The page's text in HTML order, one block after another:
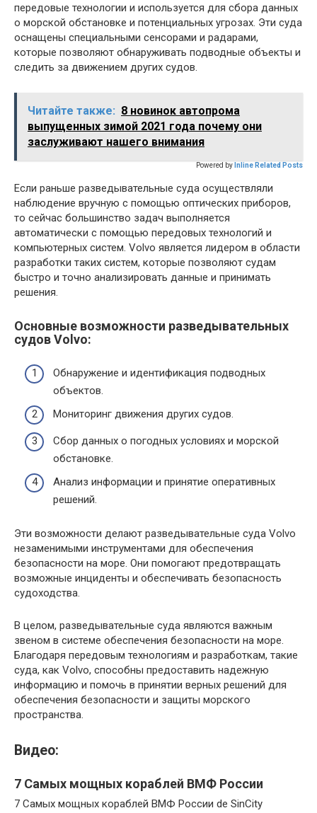
передовые технологии и используется для сбора данных
о морской обстановке и потенциальных угрозах. Эти суда
оснащены специальными сенсорами и радарами,
которые позволяют обнаруживать подводные объекты и
следить за движением других судов.
Читайте также: 8 новинок автопрома
выпущенных зимой 2021 года почему они
заслуживают нашего внимания
Powered by Inline Related Posts
Если раньше разведывательные суда осуществляли
наблюдение вручную с помощью оптических приборов,
то сейчас большинство задач выполняется
автоматически с помощью передовых технологий и
компьютерных систем. Volvo является лидером в области
разработки таких систем, которые позволяют судам
быстро и точно анализировать данные и принимать
решения.
Основные возможности разведывательных
судов Volvo:
Обнаружение и идентификация подводных
объектов.
Мониторинг движения других судов.
Сбор данных о погодных условиях и морской
обстановке.
Анализ информации и принятие оперативных
решений.
Эти возможности делают разведывательные суда Volvo
незаменимыми инструментами для обеспечения
безопасности на море. Они помогают предотвращать
возможные инциденты и обеспечивать безопасность
судоходства.
В целом, разведывательные суда являются важным
звеном в системе обеспечения безопасности на море.
Благодаря передовым технологиям и разработкам, такие
суда, как Volvo, способны предоставить надежную
информацию и помочь в принятии верных решений для
обеспечения безопасности и защиты морского
пространства.
Видео:
7 Самых мощных кораблей ВМФ России
7 Самых мощных кораблей ВМФ России de SinCity